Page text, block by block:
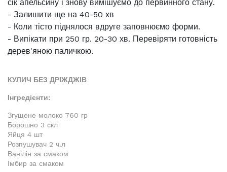
сік апельсину і знову вимішуємо до первинного стану.
- Залишити ще на 40-50 хв
- Коли тісто піднялося вдруге заповнюємо форми.
- Випікати при 250 гр. 20-30 хв. Перевіряти готовність
дерев'яною паличкою.
КУЛИЧ БЕЗ ДРІЖДЖІВ
Інгредієнти:
Згущене молоко 760 гр
Борошно 3 скл
Яйця 4 шт
Розпушувач 2 ч.л
Ванілін за смаком
Імбир за смаком